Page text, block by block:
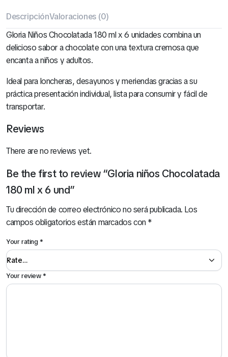
DescripciónValoraciones (0)
Gloria Niños Chocolatada 180 ml x 6 unidades combina un
delicioso sabor a chocolate con una textura cremosa que
encanta a niños y adultos.
Ideal para loncheras, desayunos y meriendas gracias a su
práctica presentación individual, lista para consumir y fácil de
transportar.
Reviews
There are no reviews yet.
Be the first to review “Gloria niños Chocolatada
180 ml x 6 und”
Tu dirección de correo electrónico no será publicada. Los
campos obligatorios están marcados con*
Your rating*
Your review*